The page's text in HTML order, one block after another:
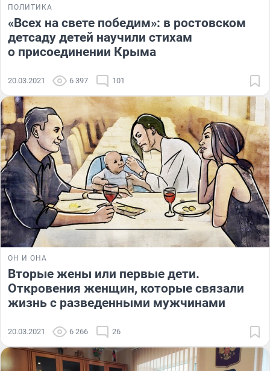
ПОЛИТИКА
«Всех на свете победим»: в ростовском
детсаду детей научили стихам
о присоединении Крыма
20.03.2021 6 397 101
ОН И ОНА
Вторые жены или первые дети.
Откровения женщин, которые связали
жизнь с разведенными мужчинами
20.03.2021 6 266 26